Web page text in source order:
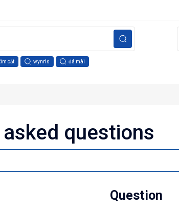
cắt wynn's đá mài
questions
Question